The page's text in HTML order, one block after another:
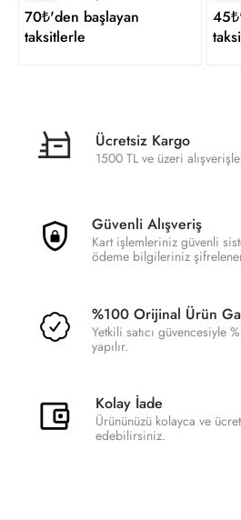
70₺'den başlayan
taksitlerle
Ücretsiz Kargo
1500 TL ve üzeri
Güvenli Alışveriş
Kart işlemleriniz güvenli
ödeme bilgileriniz
%100 Orijinal Ürün
Yetkili satıcı güvencesiyle
yapılır.
Kolay İade
Ürününüzü kolayca ve
edebilirsiniz.